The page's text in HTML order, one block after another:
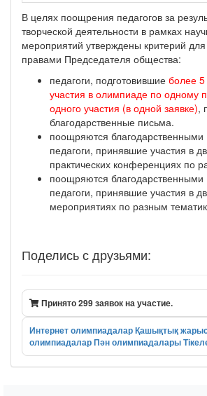
В целях поощрения педагогов за
творческой деятельности в рамках
мероприятий утверждены критерий
правами Председателя общества:
педагоги, подготовившие более 5
участия в олимпиаде по одному
одного участия (в одной заявке),
благодарственные письма.
поощряются
педагоги, принявшие участия в
практических конференциях по
поощряются
педагоги, принявшие участия в
мероприятиях по разным
Поделись с друзьями:
Принято 299 заявок на участие.
Интернет олимпиадаларҚашықтық
олимпиадаларПән олимпиадалары